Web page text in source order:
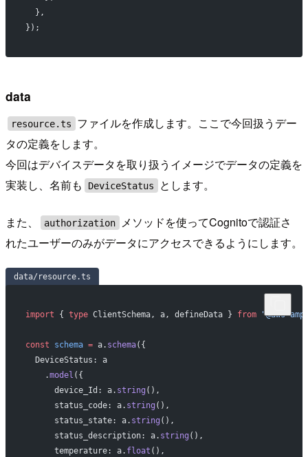
  },
});
data
resource.ts
ファイルを作成します。ここで今回扱うデー
タの定義をします。
今回はデバイスデータを取り扱うイメージでデータの定義を
実装し、名前も
DeviceStatus とします。
また、 authorization
メソッドを使ってCognitoで認証さ
れたユーザーのみがデータにアクセスできるようにします。
data/resource.ts
import { type ClientSchema, a, defineData } from "@aws-
const schema = a. schema({
  DeviceStatus: a
    .
model ({
      device_Id: a.
string (),
      status_code: a.
string (),
      status_state: a.
string (),
      status_description: a.
string (),
      temperature: a.
float (),